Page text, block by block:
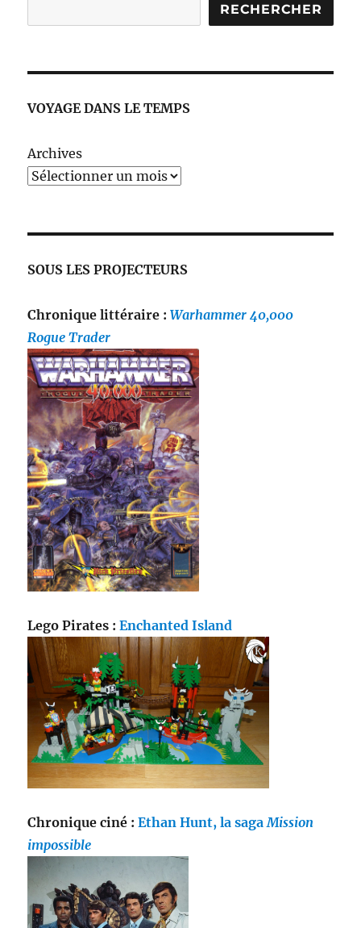
RECHERCHER
VOYAGE DANS LE TEMPS
Archives
SOUS LES PROJECTEURS
Chronique littéraire :Warhammer 40,000
Rogue Trader
Lego Pirates :Enchanted Island
Chronique ciné :Ethan Hunt, la saga Mission
impossible